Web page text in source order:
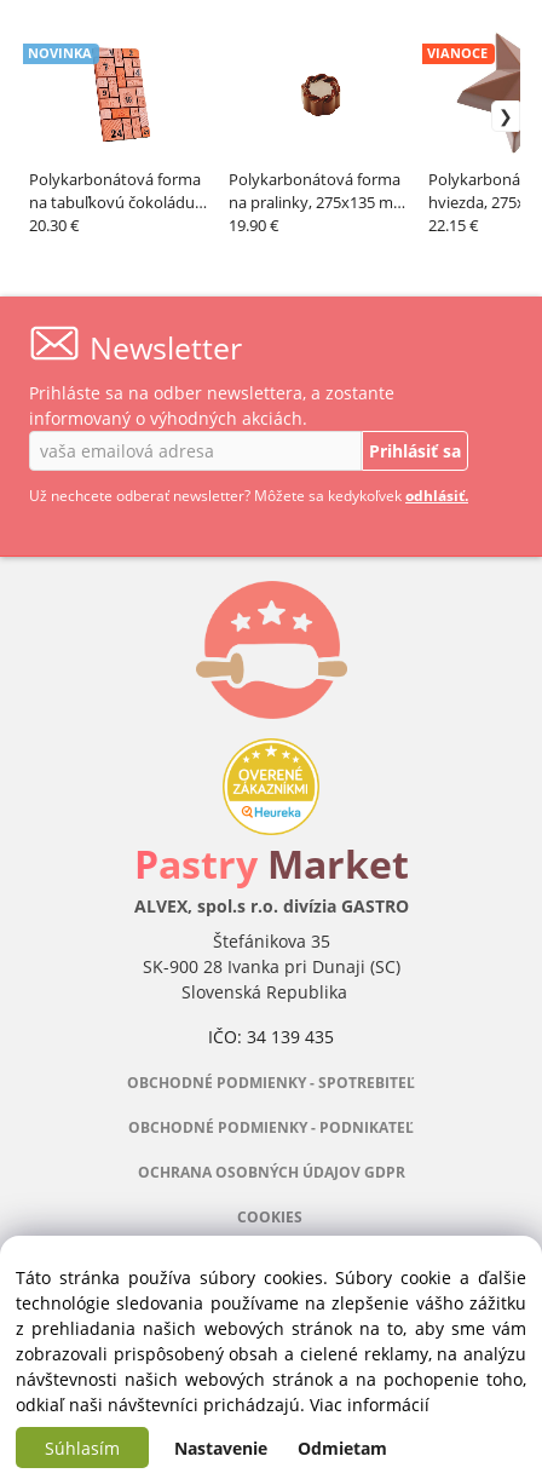
Polykarbonátová forma
na tabuľkovú čokoládu
Countdown, 275x175 mm
NOVINKA
20.30 €
Polykarbonátová forma
na pralinky, 275x135 mm,
línia Innovation –
19.90 €
hviezda,
CHOCOLATE
VIANOCE
22.15 €
Newsletter
Prihláste sa na odber newslettera, a zostante
informovaný o výhodných akciách.
Prihlásiť sa
Už nechcete odberať newsletter? Môžete sa kedykoľvekodhlásiť.
Pastry Market
ALVEX, spol.s r.o. divízia GASTRO
Štefánikova 35
SK-900 28 Ivanka pri Dunaji (SC)
Slovenská Republika
IČO: 34 139 435
OBCHODNÉ PODMIENKY - SPOTREBITEĽ
OBCHODNÉ PODMIENKY - PODNIKATEĽ
OCHRANA OSOBNÝCH ÚDAJOV GDPR
COOKIES
Manažér:+421 911 031 991
Príslušenstvo:+421 910 121 005
Stroje:+421 903 404 067
Servis:+421 903 404 047
Copyright © 2016 ALVEX, spol.s r.o., All rights reserved | Štefánikova 35, SK-900
Táto stránka používa súbory cookies. Súbory cookie a ďalšie
technológie sledovania používame na zlepšenie vášho zážitku
z prehliadania našich webových stránok na to, aby sme vám
zobrazovali prispôsobený obsah a cielené reklamy, na analýzu
návštevnosti našich webových stránok a na pochopenie toho,
odkiaľ naši návštevníci prichádzajú. Viac informácií
Súhlasím
Nastavenie Odmietam